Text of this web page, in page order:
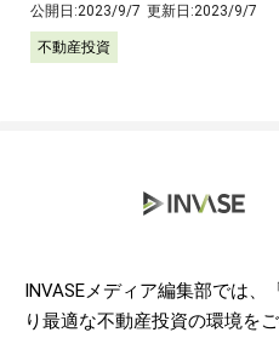
公開日:2023/9/7 更新日:2023/9/7
不動産投資
INVASEメディア編集部では、
り最適な不動産投資の環境を